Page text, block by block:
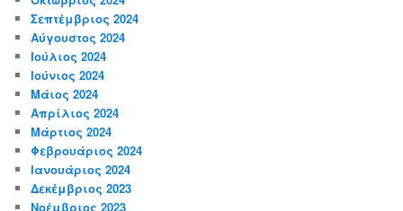
Σεπτέμβριος 2024
Αύγουστος 2024
Ιούλιος 2024
Ιούνιος 2024
Μάιος 2024
Απρίλιος 2024
Μάρτιος 2024
Φεβρουάριος 2024
Ιανουάριος 2024
Δεκέμβριος 2023
Νοέμβριος 2023